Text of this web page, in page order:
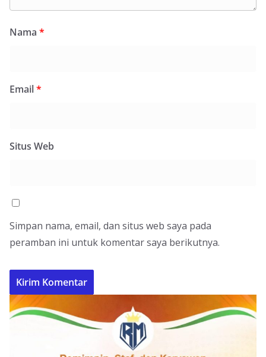
Nama *
Email*
Situs Web
Simpan nama, email, dan situs web saya pada
peramban ini untuk komentar saya berikutnya.